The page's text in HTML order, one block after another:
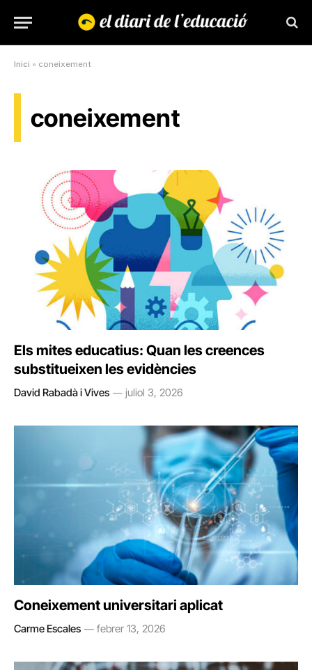
Inici » coneixement
coneixement
Els mites educatius: Quan les creences
substitueixen les evidències
David Rabadà i Vives juliol 3, 2026
Coneixement universitari aplicat
Carme Escales febrer 13, 2026